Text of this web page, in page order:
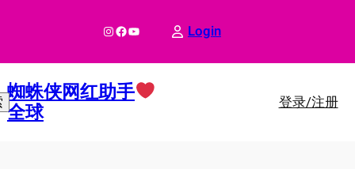
InstagramFacebook YouTube Login
蜘蛛侠网红助手
全球 登录/注册